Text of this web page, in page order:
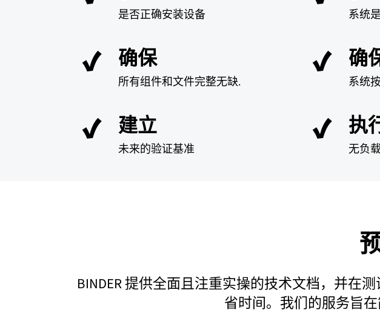
是否正确安装设备
确保
所有组件和文件完整无缺.
建立
未来的验证基准
系统
确
系统
执
无负
BINDER 提供全面且注重实操的技术文档，并在
省时间。我们的服务旨